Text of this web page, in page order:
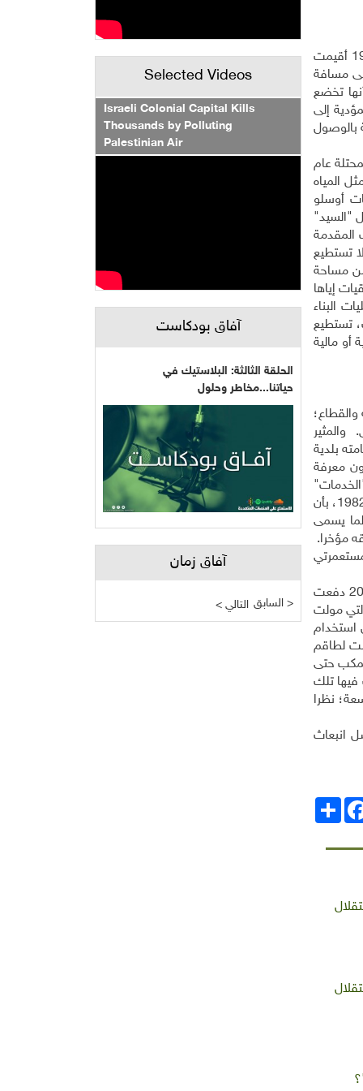
الجدير بالذكر أن مكب البيرة أقيم عام 1978 في وادٍ على أراض خاصة مساحتها نحو سبعين دونماً يملكها أهالي البيرة. في عام 1981 أقيمت
مسافة
تخضع
إلى
بالوصول
عام
المياه
أوسلو
"السيد"
المقدمة
تستطيع
من المحتل سوى في نطاق ضيق جدا داخل جيوب معزولة تشغل أقل من 40% من مساحة
إياها
البناء
تستطيع
أو مالية
والقطاع؛
والمثير
بلدية
معرفة
المقدمة للفلسطينيين وعن التخطيط والرقابة والبيئة. كما أن تلك السلطات هي ذاتها التي سمحت لمستعمرة "بساغوت"، منذ عام 1982، بأن
يسمى
مؤخرا.
المدنية" لمستعمرتي
وفي مقابل 13,380 طن نفايات دفنتها بلدية البيرة في المكب عام 2010، دفنت المستعمرات 29,478 طن. بل، ومنذ عام 2003 دفعت
مولت
استخدام
2011 توسعة المكب؛ فأوكلت لطاقم
حتى
فيها تلك
نظرا
انبعاث
انشر
Selected Videos
Israeli Colonial Capital Kills
Thousands by Polluting
Palestinian Air
آفاق بودكاست
الحلقة الثالثة: البلاستيك في
حياتنا...مخاطر وحلول
آفاق زمان
< التالي السابق >